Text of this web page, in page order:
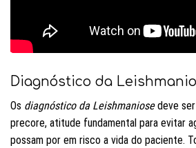
Diagnóstico da
Os diagnóstico da Leishmaniosedeve
precore, atitude fundamental para evitar
possam por em risco a vida do paciente.